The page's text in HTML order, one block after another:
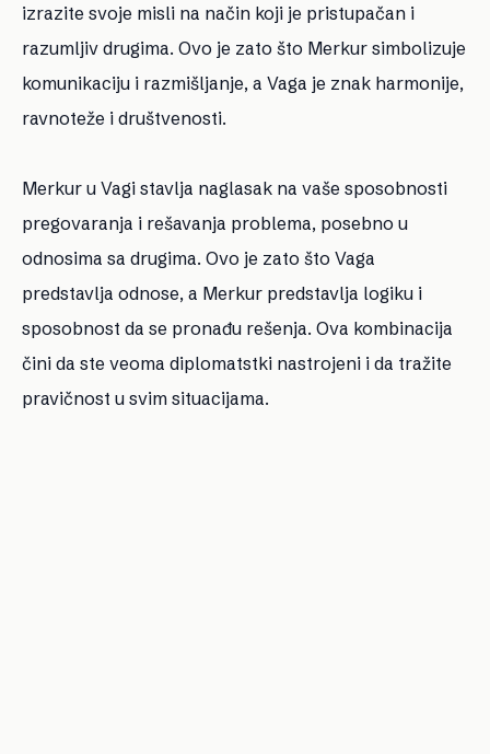
izrazite svoje misli na način koji je pristupačan i
razumljiv drugima. Ovo je zato što Merkur simbolizuje
komunikaciju i razmišljanje, a Vaga je znak harmonije,
ravnoteže i društvenosti.
Merkur u Vagi stavlja naglasak na vaše sposobnosti
pregovaranja i rešavanja problema, posebno u
odnosima sa drugima. Ovo je zato što Vaga
predstavlja odnose, a Merkur predstavlja logiku i
sposobnost da se pronađu rešenja. Ova kombinacija
čini da ste veoma diplomatstki nastrojeni i da tražite
pravičnost u svim situacijama.